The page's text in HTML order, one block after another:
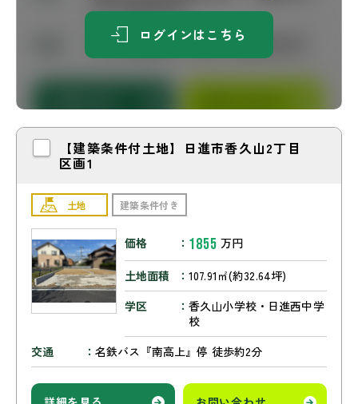
ログインはこちら
【建築条件付土地】日進市香久山2丁目
区画1
土地 建築条件付き
価格 1855 万円
土地面積
107.91㎡(約32.64坪)
学区
香久山小学校・日進西中学
校
交通
名鉄バス『南高上』停 徒歩約2分